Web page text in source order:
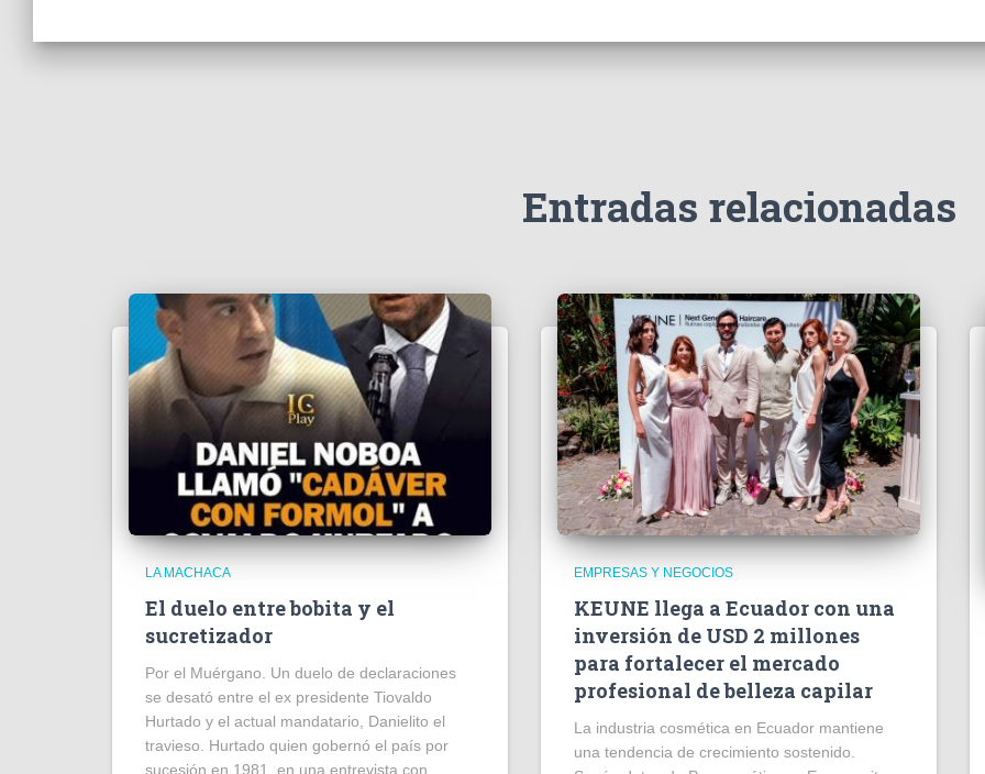
Entradas relacionadas
LA MACHACA
El duelo entre bobita y el
sucretizador
Por el Muérgano. Un duelo de declaraciones
se desató entre el ex presidente Tiovaldo
Hurtado y el actual mandatario, Danielito el
travieso. Hurtado quien gobernó el país por
sucesión en 1981, en una entrevista con
EMPRESAS Y NEGOCIOS
KEUNE llega a Ecuador con una
inversión de USD 2 millones
para fortalecer el mercado
profesional de belleza capilar
La industria cosmética en Ecuador mantiene
una tendencia de crecimiento sostenido.